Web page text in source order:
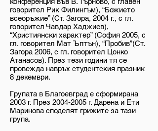
говорител Рик Филингъм), “Божието
всеоръжие” (Ст. Загора, 2004 г., с гл.
говорител Чавдар Хаджиев),
“Християнски характер” (София 2005, с
гл. говорител Мат Ъптън), “Пробив”(Ст.
Загора 2006, с гл. говорител Цонко
Атанасов). През тези години тя се
провежда навръх студентския празник
8 декември.
Групата в Благоевград е сформирана
2003 г. През 2004-2005 г. Дарена и Ети
Маринова споделят грижите за тази
група.